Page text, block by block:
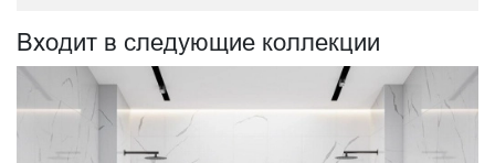
Входит в следующие коллекции